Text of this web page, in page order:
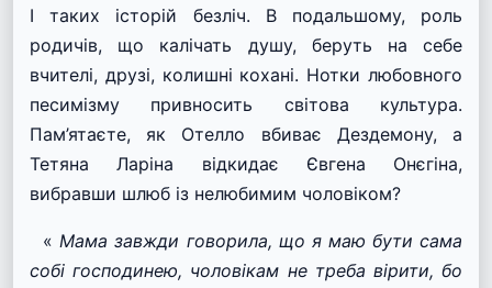
І таких історій безліч. В подальшому, роль
родичів, що калічать душу, беруть на себе
вчителі, друзі, колишні кохані. Нотки любовного
песимізму привносить світова культура.
Пам’ятаєте, як Отелло вбиває Дездемону, а
Тетяна Ларіна відкидає Євгена Онєгіна,
вибравши шлюб із нелюбимим чоловіком?
«Мама завжди говорила, що я маю бути сама
собі господинею, чоловікам не треба вірити, бо